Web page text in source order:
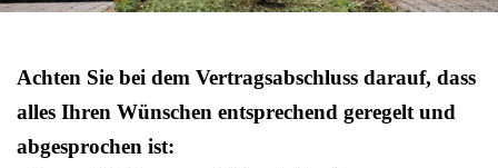
Achten Sie bei dem Vertragsabschluss darauf, dass
alles Ihren Wünschen entsprechend geregelt und
abgesprochen ist: